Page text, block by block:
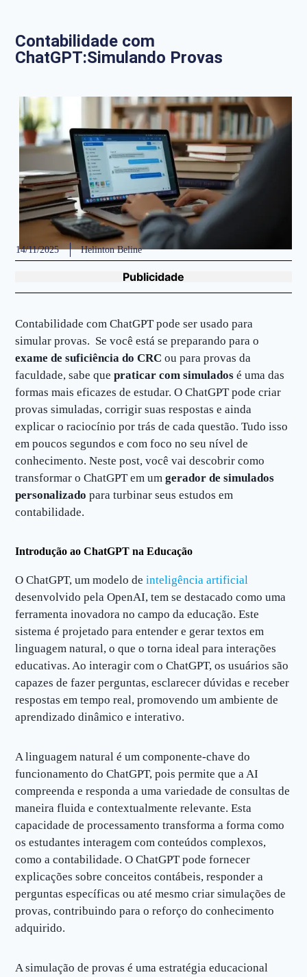
Contabilidade com
ChatGPT:Simulando Provas
14/11/2025 Helinton Beline
Publicidade
Contabilidade com ChatGPT pode ser usado para
simular provas. Se você está se preparando para o
exame de suficiência do CRC ou para provas da
faculdade, sabe quepraticar com simulados é uma das
formas mais eficazes de estudar. O ChatGPT pode criar
provas simuladas, corrigir suas respostas e ainda
explicar o raciocínio por trás de cada questão. Tudo isso
em poucos segundos e com foco no seu nível de
conhecimento. Neste post, você vai descobrir como
transformar o ChatGPT em umgerador de simulados
personalizado para turbinar seus estudos em
contabilidade.
Introdução ao ChatGPT na Educação
O ChatGPT, um modelo deinteligência artificial
desenvolvido pela OpenAI, tem se destacado como uma
ferramenta inovadora no campo da educação. Este
sistema é projetado para entender e gerar textos em
linguagem natural, o que o torna ideal para interações
educativas. Ao interagir com o ChatGPT, os usuários são
capazes de fazer perguntas, esclarecer dúvidas e receber
respostas em tempo real, promovendo um ambiente de
aprendizado dinâmico e interativo.
A linguagem natural é um componente-chave do
funcionamento do ChatGPT, pois permite que a AI
compreenda e responda a uma variedade de consultas de
maneira fluida e contextualmente relevante. Esta
capacidade de processamento transforma a forma como
os estudantes interagem com conteúdos complexos,
como a contabilidade. O ChatGPT pode fornecer
explicações sobre conceitos contábeis, responder a
perguntas específicas ou até mesmo criar simulações de
provas, contribuindo para o reforço do conhecimento
adquirido.
A simulação de provas é uma estratégia educacional